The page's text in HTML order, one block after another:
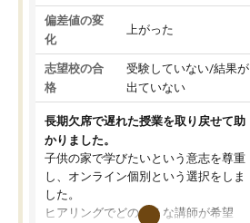
偏差値の変
化
上がった
志望校の合
格
受験していない/結果が
出ていない
長期欠席で遅れた授業を取り戻せて助
かりました。
子供の家で学びたいという意志を尊重
し、オンライン個別という選択をしま
した。
ヒアリングでどのような講師が希望